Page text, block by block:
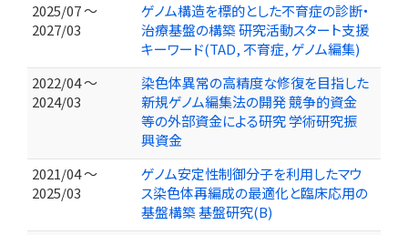
2025/07 ～
2027/03
ゲノム構造を標的とした不育症の診断・
治療基盤の構築 研究活動スタート支援
キーワード(TAD, 不育症, ゲノム編集)
2022/04 ～
2024/03
染色体異常の高精度な修復を目指した
新規ゲノム編集法の開発 競争的資金
等の外部資金による研究 学術研究振
興資金
2021/04 ～
2025/03
ゲノム安定性制御分子を利用したマウ
ス染色体再編成の最適化と臨床応用の
基盤構築 基盤研究(B)